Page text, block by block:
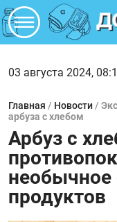
03 августа 2024,
Главная / Новости /
арбуза с хлебом
Арбуз с
необычное
продуктов